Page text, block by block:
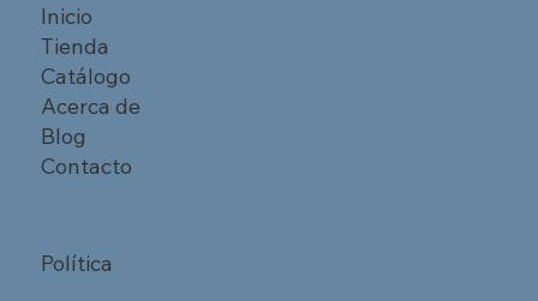
Inicio
Tienda
Catálogo
Acerca de
Blog
Contacto
Política